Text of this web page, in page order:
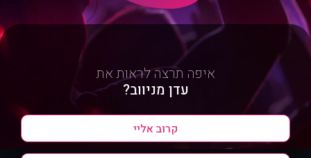
איפה תרצה לראות את
עדן מניווב?